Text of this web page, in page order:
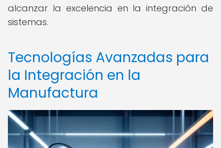
alcanzar la excelencia en la integración de
sistemas.
Tecnologías Avanzadas para
la Integración en la
Manufactura